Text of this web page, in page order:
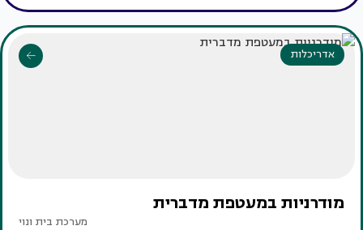
אדריכלות
מודרניות במעטפת מדברית
מערכת בית ונוי